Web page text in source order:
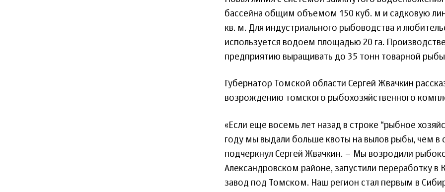
бассейна общим объемом 150 куб. м и садковую
кв. м. Для индустриального рыбоводства и
используется водоем площадью 20 га.
предприятию выращивать до 35 тонн товарной
Губернатор Томской области Сергей Жвачкин
возрождению томского рыбохозяйственного
«Если еще восемь лет назад в строке “рыбное
году мы выдали больше квоты на вылов рыбы, чем в
подчеркнул Сергей Жвачкин. – Мы возродили
Александровском районе, запустили переработку
завод под Томском. Наш регион стал первым в